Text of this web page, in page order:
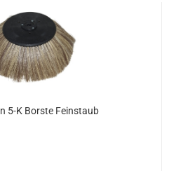
5-K Borste Feinstaub